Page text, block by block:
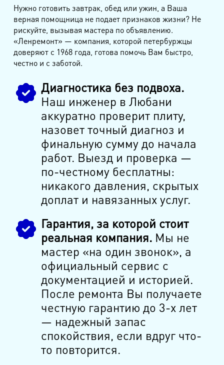
Нужно готовить завтрак, обед или ужин, а Ваша
верная помощница не подает признаков жизни? Не
рискуйте, вызывая мастера по объявлению.
«Ленремонт» — компания, которой петербуржцы
доверяют с 1968 года, готова помочь Вам быстро,
честно и с заботой.
Диагностика без подвоха.
Наш инженер в Любани
аккуратно проверит плиту,
назовет точный диагноз и
финальную сумму до начала
работ. Выезд и проверка —
по-честному бесплатны:
никакого давления, скрытых
доплат и навязанных услуг.
Гарантия, за которой стоит
реальная компания.Мы не
мастер «на один звонок», а
официальный сервис с
документацией и историей.
После ремонта Вы получаете
честную гарантию до 3-х лет
— надежный запас
спокойствия, если вдруг что-
то повторится.